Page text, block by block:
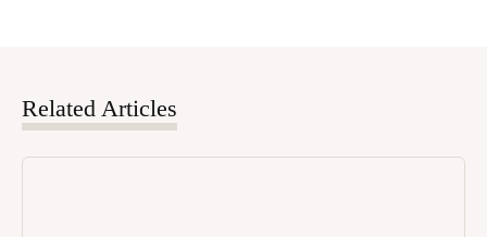
Related Articles